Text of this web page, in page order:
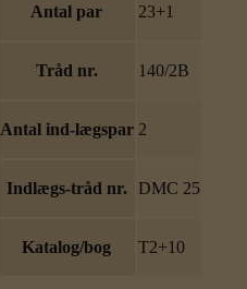
Antal par 23+1
Tråd nr. 140/2B
Antal ind-lægspar 2
Indlægs-tråd nr. DMC 25
Katalog/bog T2+10